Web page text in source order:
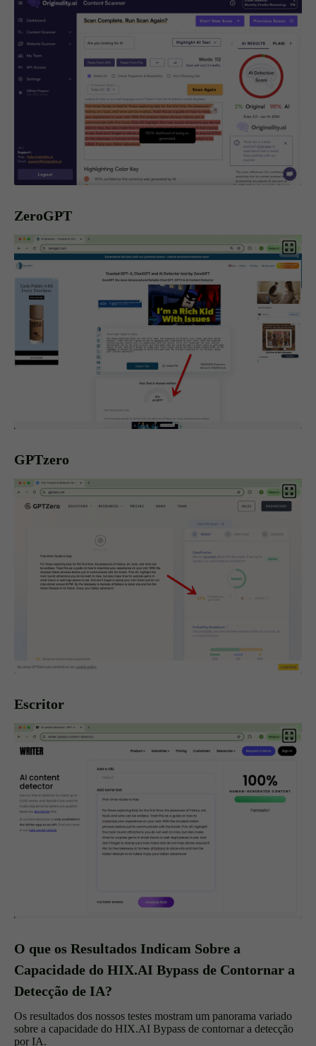
ZeroGPT
GPTzero
Escritor
O que os Resultados Indicam Sobre a
Capacidade do HIX.AI Bypass de Contornar a
Detecção de IA?
Os resultados dos nossos testes mostram um panorama variado
sobre a capacidade do HIX.AI Bypass de contornar a detecção
por IA.